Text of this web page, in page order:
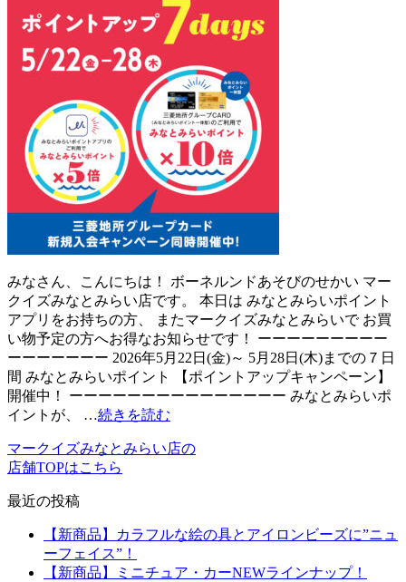
みなさん、こんにちは！ ボーネルンドあそびのせかい マー
クイズみなとみらい店です。 本日は みなとみらいポイント
アプリをお持ちの方、 またマークイズみなとみらいで お買
い物予定の方へお得なお知らせです！ ーーーーーーーーー
ーーーーーーー 2026年5月22日(金)～ 5月28日(木)までの７日
間 みなとみらいポイント 【ポイントアップキャンペーン】
開催中！ ーーーーーーーーーーーーーーー みなとみらいポ
イントが、 …続きを読む
マークイズみなとみらい店の
店舗TOPはこちら
最近の投稿
【新商品】カラフルな絵の具とアイロンビーズに”ニュ
ーフェイス”！
【新商品】ミニチュア・カーNEWラインナップ！